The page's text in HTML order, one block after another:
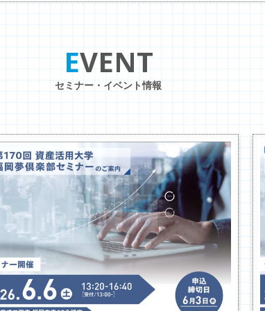
EVENT
セミナー・イベント情報